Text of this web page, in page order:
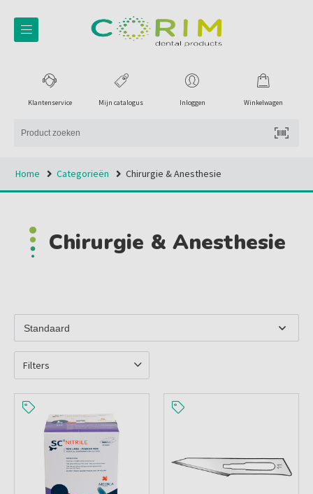
Winkelwagen
Inloggen
Mijn catalogus
Klantenservice
Home Categorieën Chirurgie & Anesthesie
Chirurgie & Anesthesie
Filters